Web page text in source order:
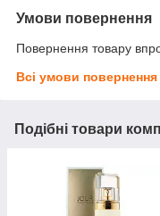
Умови повернення
Повернення товару
Всі умови повернення
Подібні товари